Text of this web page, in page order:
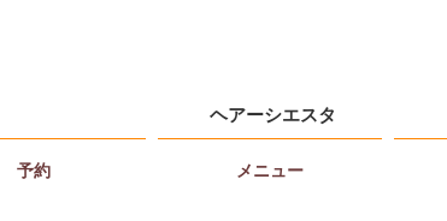
ヘアーシエスタ
予約 メニュー